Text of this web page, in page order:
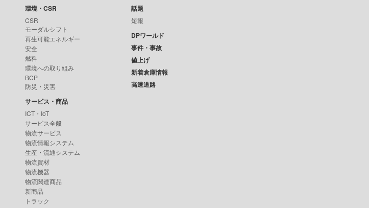
環境・CSR
CSR
モーダルシフト
再生可能エネルギー
安全
燃料
環境への取り組み
BCP
防災・災害
サービス・商品
ICT・IoT
サービス全般
物流サービス
物流情報システム
生産・流通システム
物流資材
物流機器
物流関連商品
新商品
トラック
話題
短報
DPワールド
事件・事故
値上げ
新着倉庫情報
高速道路